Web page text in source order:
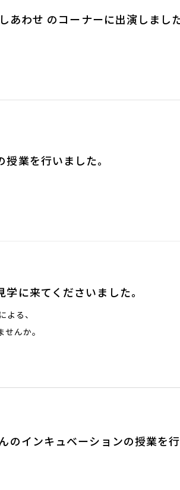
あわせ のコーナーに出演しました
業を行いました。
に来てくださいました。
る、
んか。
のインキュベーションの授業を